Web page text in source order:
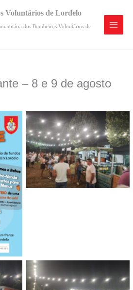
Voluntários de Lordelo
dos Bombeiros Voluntários de
– 8 e 9 de agosto